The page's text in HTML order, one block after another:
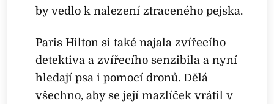
by vedlo k nalezení ztraceného pejska.
Paris Hilton si také najala zvířecího
detektiva a zvířecího senzibila a nyní
hledají psa i pomocí dronů. Dělá
všechno, aby se její mazlíček vrátil v